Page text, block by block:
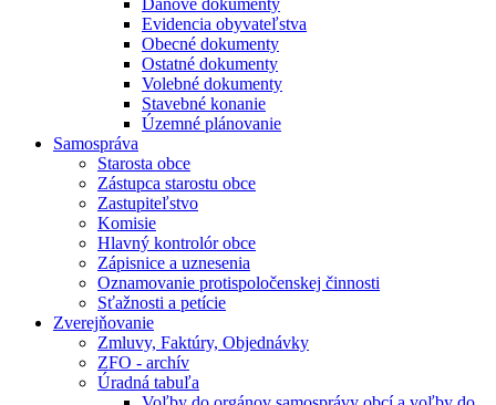
Daňové dokumenty
Evidencia obyvateľstva
Obecné dokumenty
Ostatné dokumenty
Volebné dokumenty
Stavebné konanie
Územné plánovanie
Samospráva
Starosta obce
Zástupca starostu obce
Zastupiteľstvo
Komisie
Hlavný kontrolór obce
Zápisnice a uznesenia
Oznamovanie protispoločenskej činnosti
Sťažnosti a petície
Zverejňovanie
Zmluvy, Faktúry, Objednávky
ZFO - archív
Úradná tabuľa